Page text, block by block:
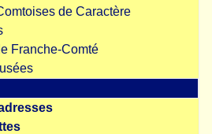
de Caractère
Franche-Comté